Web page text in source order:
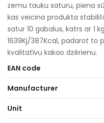
zemu tauku saturu, piena
kas veicina produkta
satur 10 gabalus, katrs ar 1
1639Kj/387Kcal, padarot to
kvalitatīvu kakao dzērienu.
EAN code
Manufacturer
Unit